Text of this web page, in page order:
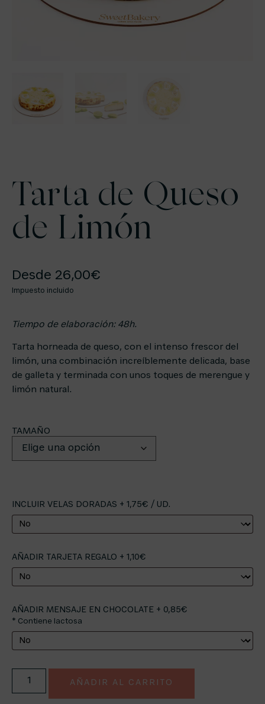
Tarta de Queso
de Limón
Desde 26,00€
Impuesto incluido
Tiempo de elaboración: 48h.
Tarta horneada de queso, con el intenso frescor del
limón, una combinación increíblemente delicada, base
de galleta y terminada con unos toques de merengue y
limón natural.
TAMAÑO
INCLUIR VELAS DORADAS + 1,75€ / UD.
AÑADIR TARJETA REGALO + 1,10€
AÑADIR MENSAJE EN CHOCOLATE + 0,85€
* Contiene lactosa
AÑADIR AL CARRITO